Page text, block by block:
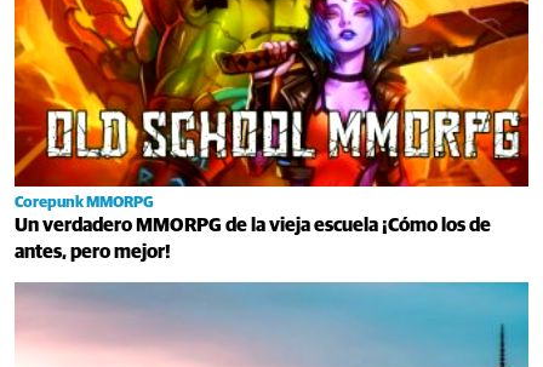
Corepunk MMORPG
Un verdadero MMORPG de la vieja escuela ¡Cómo los de
antes, pero mejor!